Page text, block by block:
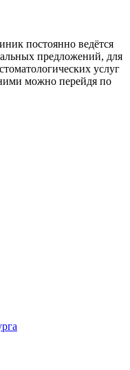
постоянно ведётся
предложений, для
услуг
можно перейдя по